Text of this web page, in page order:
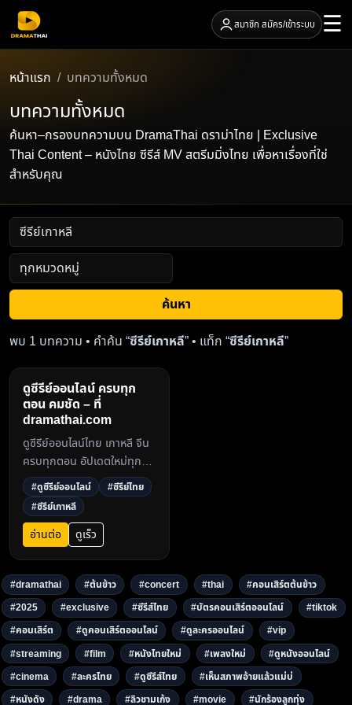
สมาชิก สมัคร/เข้าระบบ ☰
หน้าแรก บทความทั้งหมด
บทความทั้งหมด
ค้นหา–กรองบทความบน DramaThai ดราม่าไทย | Exclusive
Thai Content – หนังไทย ซีรีส์ MV สตรีมมิ่งไทย เพื่อหาเรื่องที่ใช่
สำหรับคุณ
ค้นหา
พบ 1 บทความ • คำค้น “ซีรีย์เกาหลี” • แท็ก “ซีรีย์เกาหลี”
ดูซีรีย์ออนไลน์ ครบทุก
ตอน คมชัด – ที่
dramathai.com
ดูซีรีย์ออนไลน์ไทย เกาหลี จีน
ครบทุกตอน อัปเดตใหม่ทุกวัน
ดูฟรีไม่มีโฆษณาคั่น ภาพคม
ชัดระดับ Full HD ที่
dramathai.com3
#ดูซีรีย์ออนไลน์
#ซีรีย์ไทย
#ซีรีย์เกาหลี
อ่านต่อ ดูเร็ว
#dramathai #ต้นข้าว #concert #thai
#คอนเสิร์ตต้นข้าว
#2025
#exclusive #ซีรีส์ไทย #บัตรคอนเสิร์ตออนไลน์
#tiktok
#คอนเสิร์ต
#ดูคอนเสิร์ตออนไลน์ #ดูละครออนไลน์
#vip
#streaming
#film #หนังไทยใหม่ #เพลงใหม่
#ดูหนังออนไลน์
#cinema
#ละครไทย #ดูซีรีส์ไทย
#เห็นสภาพอ้ายแล้วแม่บ่
#หนังดัง
#drama #ลิวชามเก้ง #movie #นักร้องลูกทุ่ง